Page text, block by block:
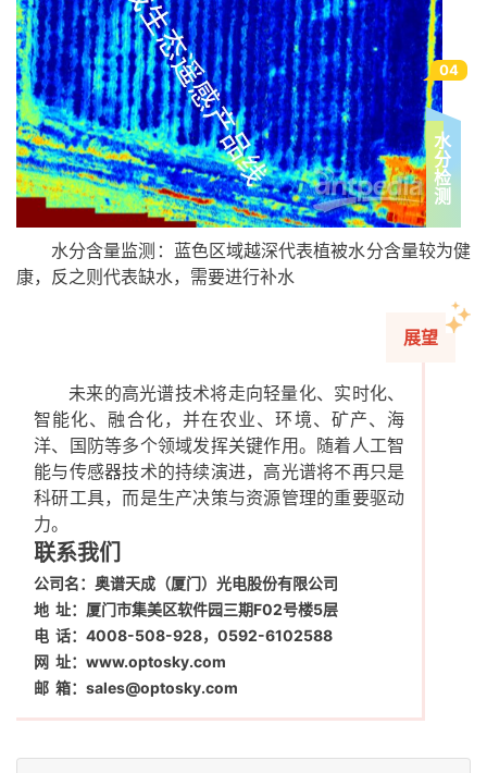
04
水
分
检
测
水分含量监测：蓝色区域越深代表植被水分含量较为健
康，反之则代表缺水，需要进行补水
展望
未来的高光谱技术将走向轻量化、实时化、
智能化、融合化，并在农业、环境、矿产、海
洋、国防等多个领域发挥关键作用。随着人工智
能与传感器技术的持续演进，高光谱将不再只是
科研工具，而是生产决策与资源管理的重要驱动
力。
联系我们
公司名：奥谱天成（厦门）光电股份有限公司
地 址：厦门市集美区软件园三期F02号楼5层
电 话：4008-508-928，0592-6102588
网 址：www.optosky.com
邮 箱：sales@optosky.com